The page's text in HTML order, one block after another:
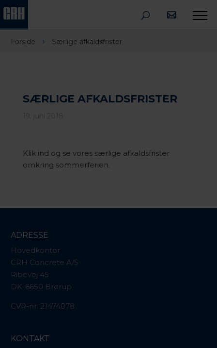
Forside › Særlige afkaldsfrister
SÆRLIGE AFKALDSFRISTER
Klik ind og se vores særlige afkaldsfrister
omkring sommerferien.
ADRESSE
Hovedkontor
CRH Concrete A/S
Ribevej 45
DK-6650 Brørup
CVR-nr. 21474878
KONTAKT